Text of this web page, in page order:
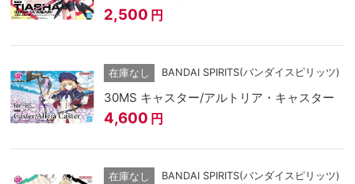
2,500 円
在庫なし BANDAI SPIRITS(バンダイスピリッツ)
30MS キャスター/アルトリア・キャスター
4,600 円
在庫なし BANDAI SPIRITS(バンダイスピリッツ)